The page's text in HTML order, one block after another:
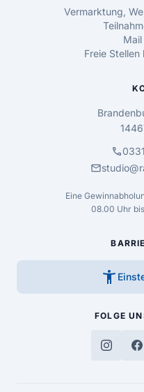
Vermarktung,
Freie Stellen
call
mail
Eine
08.00 Uhr
accessibility_new
FOLGE